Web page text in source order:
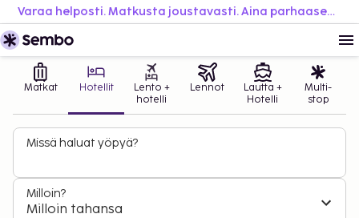
Varaa helposti. Matkusta joustavasti. Aina parhaaseen hintaan.
Matkat Hotellit
Lento +
hotelli
Lennot
Lautta +
Hotelli
Multi-
stop
Missä haluat yöpyä?
Milloin?
Milloin tahansa